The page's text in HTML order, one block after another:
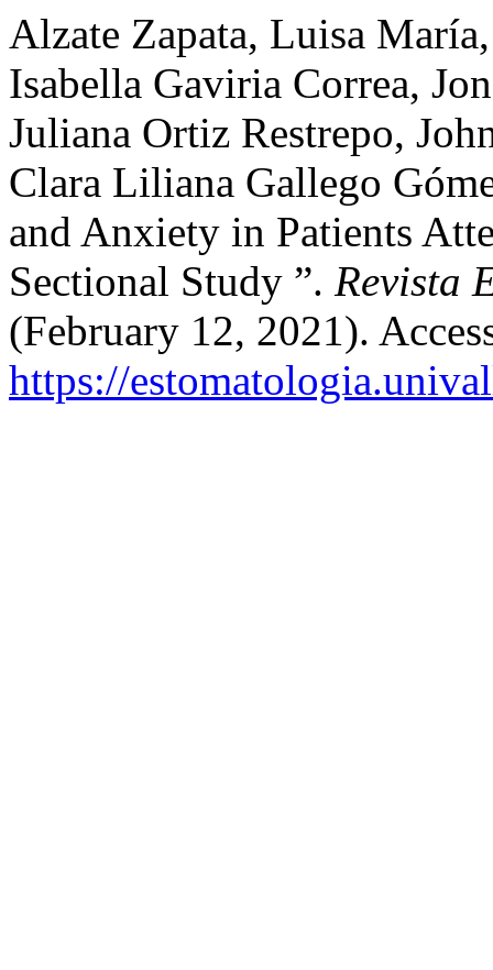
Alzate Zapata, Luisa
Isabella Gaviria Correa,
Juliana Ortiz Restrepo,
Clara Liliana Gallego
and Anxiety in Patients
Sectional Study ”. Revista
(February 12, 2021).
https://